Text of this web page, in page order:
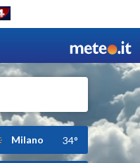
Milano 34°